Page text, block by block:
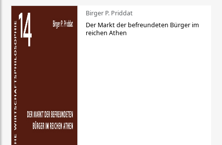
Birger P. Priddat
Der Markt der befreundeten Bürger im
reichen Athen